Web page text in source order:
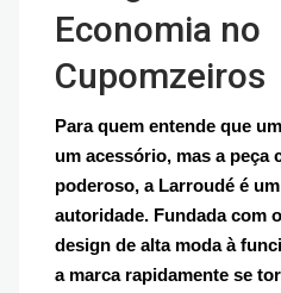
Economia no
Cupomzeiros
Para quem entende que
um acessório, mas a peça
poderoso, a Larroudé é
autoridade. Fundada com
design de alta moda à
a marca rapidamente se